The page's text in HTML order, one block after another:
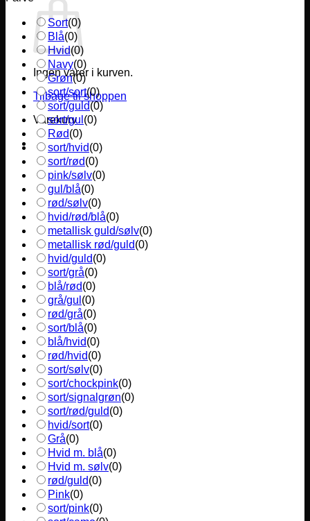
Ingen varer i kurven.
Tilbage til shoppen
Varekurv
Sort(0)
Blå(0)
Hvid(0)
Navy(0)
Grøn(0)
sort/sort(0)
sort/guld(0)
sort/gul (0)
Rød(0)
sort/hvid(0)
sort/rød(0)
pink/sølv(0)
gul/blå(0)
rød/sølv(0)
hvid/rød/blå(0)
metallisk guld/sølv(0)
metallisk rød/guld(0)
hvid/guld(0)
sort/grå(0)
blå/rød(0)
grå/gul (0)
rød/grå(0)
sort/blå(0)
blå/hvid(0)
rød/hvid(0)
sort/sølv(0)
sort/chockpink(0)
sort/signalgrøn(0)
sort/rød/guld(0)
hvid/sort(0)
Grå(0)
Hvid m. blå(0)
Hvid m. sølv(0)
rød/guld(0)
Pink(0)
sort/pink(0)